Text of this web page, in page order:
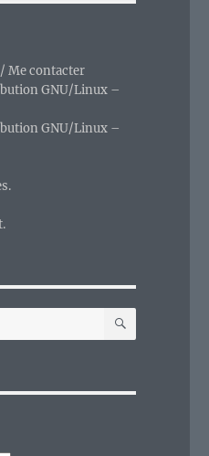
Me contacter
GNU/Linux –
GNU/Linux –